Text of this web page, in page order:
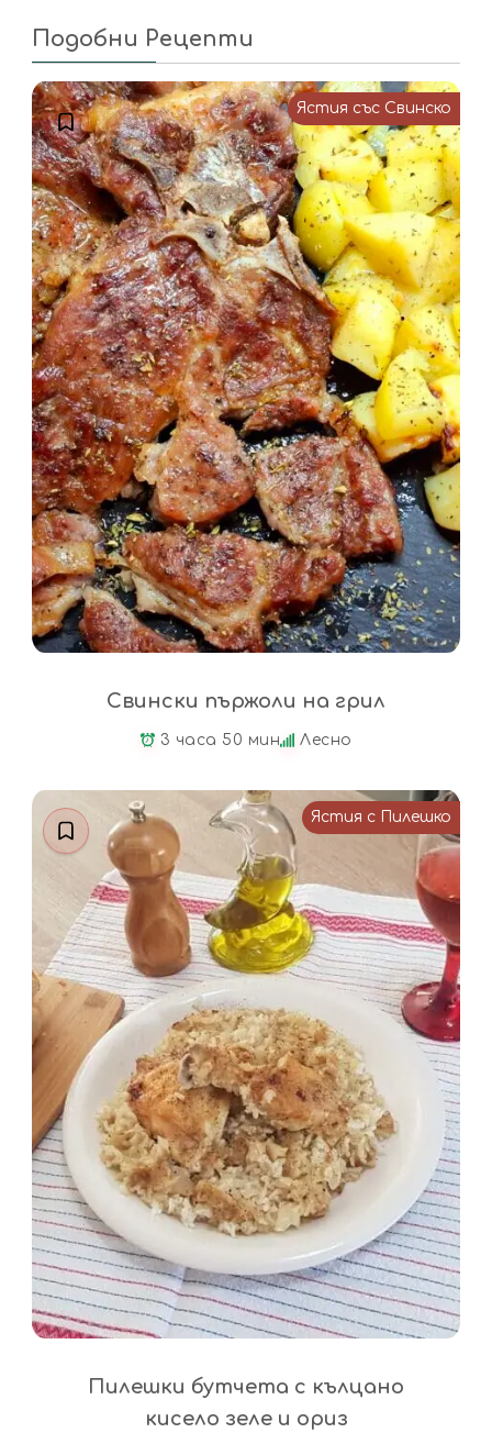
Подобни Рецепти
Ястия със Свинско
Свински пържоли на грил
3 часа 50 мин Лесно
Ястия с Пилешко
Пилешки бутчета с кълцано
кисело зеле и ориз